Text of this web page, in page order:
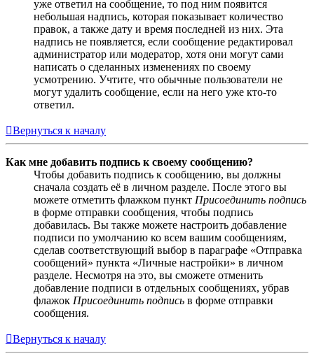
уже ответил на сообщение, то под ним появится
небольшая надпись, которая показывает количество
правок, а также дату и время последней из них. Эта
надпись не появляется, если сообщение редактировал
администратор или модератор, хотя они могут сами
написать о сделанных изменениях по своему
усмотрению. Учтите, что обычные пользователи не
могут удалить сообщение, если на него уже кто-то
ответил.
Вернуться к началу
Как мне добавить подпись к своему сообщению?
Чтобы добавить подпись к сообщению, вы должны
сначала создать её в личном разделе. После этого вы
можете отметить флажком пункт Присоединить подпись
в форме отправки сообщения, чтобы подпись
добавилась. Вы также можете настроить добавление
подписи по умолчанию ко всем вашим сообщениям,
сделав соответствующий выбор в параграфе «Отправка
сообщений» пункта «Личные настройки» в личном
разделе. Несмотря на это, вы сможете отменить
добавление подписи в отдельных сообщениях, убрав
флажок Присоединить подпись в форме отправки
сообщения.
Вернуться к началу